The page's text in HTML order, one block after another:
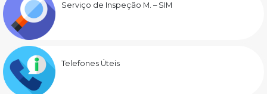
Serviço de Inspeção M. – SIM
Telefones Úteis